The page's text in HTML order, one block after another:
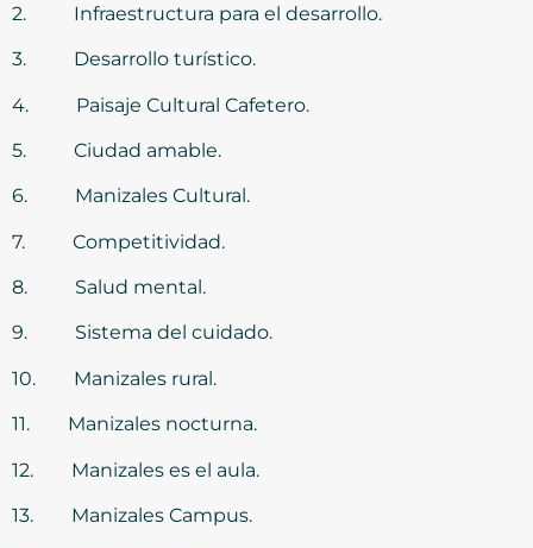
2. Infraestructura para el desarrollo.
3. Desarrollo turístico.
4. Paisaje Cultural Cafetero.
5. Ciudad amable.
6. Manizales Cultural.
7. Competitividad.
8. Salud mental.
9. Sistema del cuidado.
10. Manizales rural.
11. Manizales nocturna.
12. Manizales es el aula.
13. Manizales Campus.